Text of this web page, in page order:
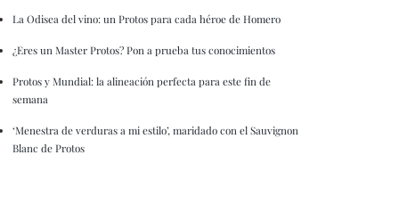
La Odisea del vino: un Protos para cada héroe de Homero
¿Eres un Master Protos? Pon a prueba tus conocimientos
Protos y Mundial: la alineación perfecta para este fin de
semana
‘Menestra de verduras a mi estilo’, maridado con el Sauvignon
Blanc de Protos